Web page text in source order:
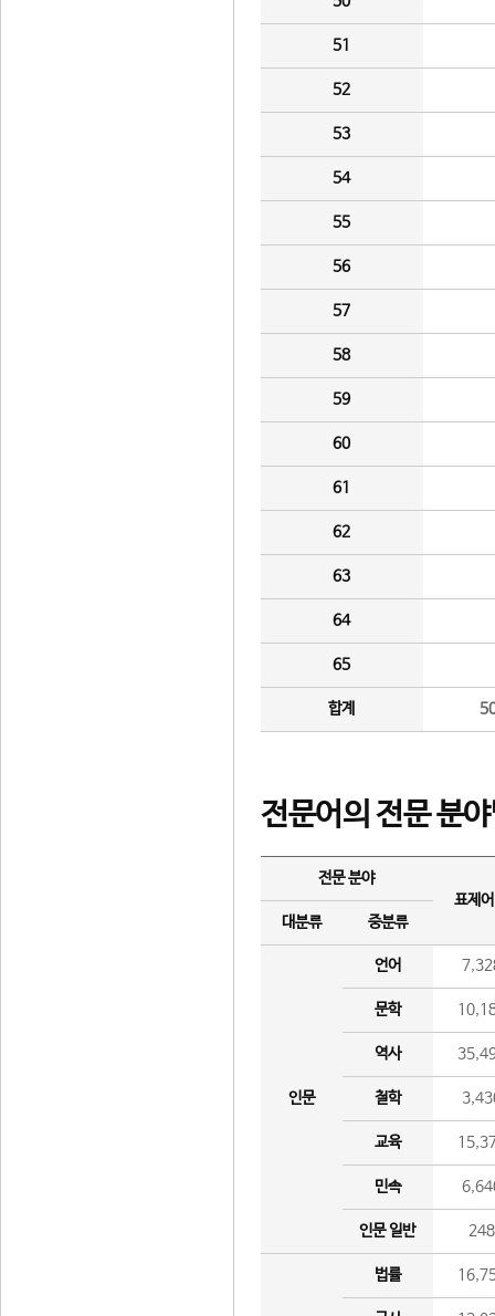
51
52
53
54
55
56
57
58
59
60
61
62
63
64
65
합계
전문어의 전문 분
전문 분야
표제
대분류
중분류
인문
언어
문학
역사
철학
교육
민속
인문 일반 248
법률